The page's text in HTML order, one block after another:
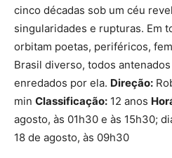
cinco décadas sob um céu
singularidades e rupturas. Em
orbitam poetas, periféricos,
Brasil diverso, todos
enredados por ela. Direção:
min Classificação: 12 anos
agosto, às 01h30 e às 15h30;
18 de agosto, às 09h30